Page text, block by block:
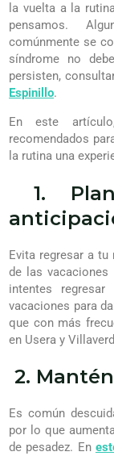
la vuelta a la
pensamos.
comúnmente se
síndrome no
persisten,
Espinillo.
En este
recomendados
la rutina una
1.
Evita regresar a
de las
intentes
vacaciones para
que con más
en Usera y
2.
Es común
por lo que
de pesadez. En